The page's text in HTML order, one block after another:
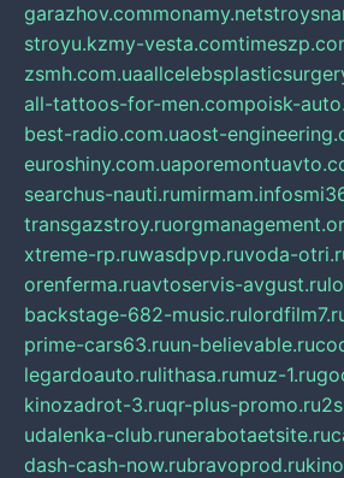
garazhov.commonamy.net
stroyu.kzmy-vesta.com
zsmh.com.ua
all-tattoos-for-men.compoisk-
best-radio.com.uaost-
euroshiny.com.ua
searchus-nauti.rumirmam.info
transgazstroy.ru
xtreme-rp.ruwasdpvp.ruvoda-
orenferma.ruavtoservis-avgust.ru
backstage-682-music.ru
prime-cars63.ruun-believable.ru
legardoauto.rulithasa.rumuz-1.ru
kinozadrot-3.ruqr-plus-promo.ru
udalenka-club.runerabotaetsite.ru
dash-cash-now.rubravoprod.ru